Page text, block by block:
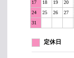
17 18 19 20
24
25 26 27
31
定休日